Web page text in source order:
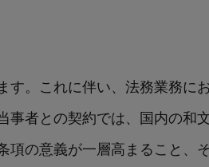
。これに伴い、法務業務に
者との契約では、国内の和
の意義が一層高まること、